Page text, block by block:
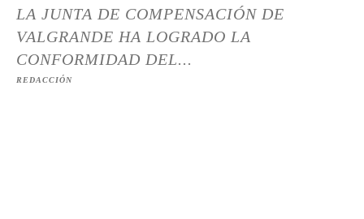
LA JUNTA DE COMPENSACIÓN DE
VALGRANDE HA LOGRADO LA
CONFORMIDAD DEL...
REDACCIÓN